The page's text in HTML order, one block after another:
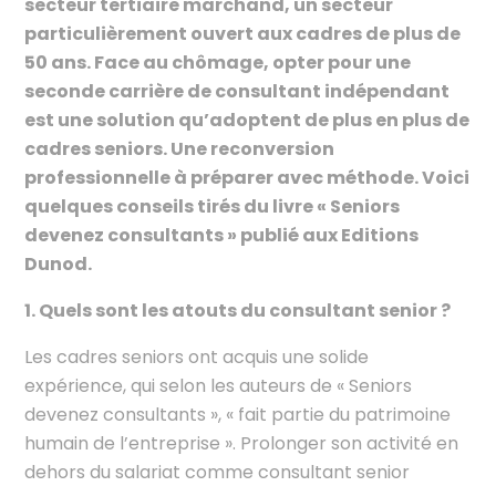
particulièrement ouvert aux cadres de plus de
50 ans. Face au chômage, opter pour une
seconde carrière de consultant indépendant
est une solution qu’adoptent de plus en plus de
cadres seniors. Une reconversion
professionnelle à préparer avec méthode. Voici
quelques conseils tirés du livre « Seniors
devenez consultants » publié aux Editions
Dunod.
1. Quels sont les atouts du consultant senior ?
Les cadres seniors ont acquis une solide
expérience, qui selon les auteurs de « Seniors
devenez consultants », « fait partie du patrimoine
humain de l’entreprise ». Prolonger son activité en
dehors du salariat comme consultant senior